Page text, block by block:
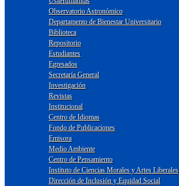
Observatorio Astronómico
Departamento de Bienestar Universitario
Biblioteca
Repositorio
Estudiantes
Egresados
Secretaría General
Investigación
Revistas
Institucional
Centro de Idiomas
Fondo de Publicaciones
Emisora
Medio Ambiente
Centro de Pensamiento
Instituto de Ciencias Morales y Artes Liberales
Dirección de Inclusión y Equidad Social